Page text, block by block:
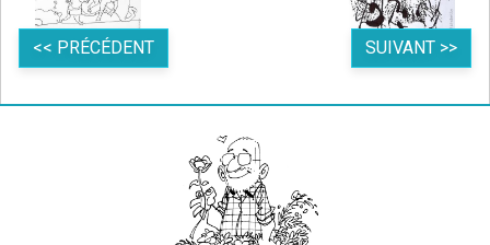
<< PRÉCÉDENT SUIVANT >>